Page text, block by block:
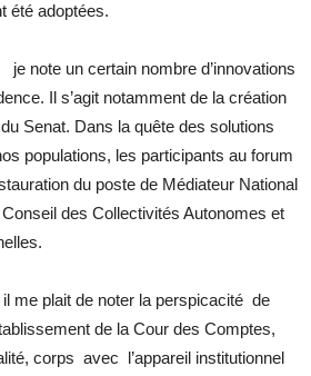
été adoptées.
note un certain nombre d’innovations
Il s’agit notamment de la création
Senat. Dans la quête des solutions
populations, les participants au forum
du poste de Médiateur National
des Collectivités Autonomes et
me plait de noter la perspicacité de
de la Cour des Comptes,
corps avec l’appareil institutionnel